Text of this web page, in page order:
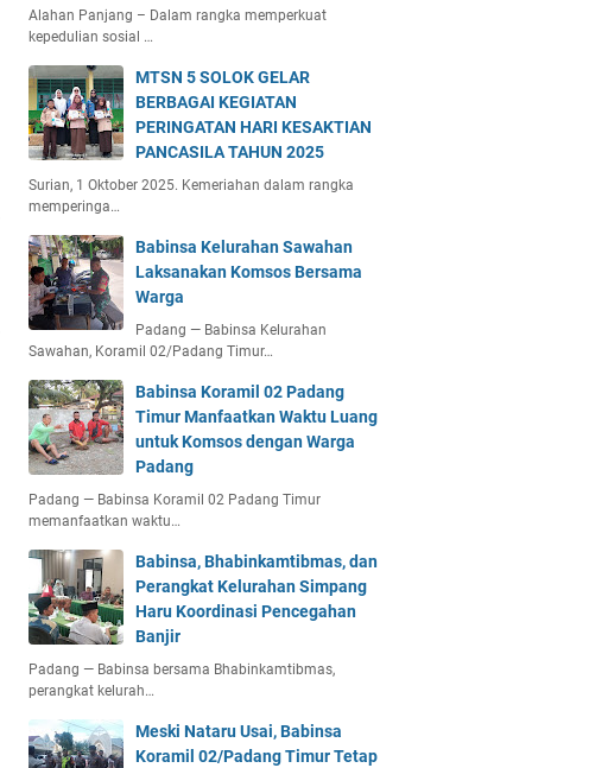
Alahan Panjang – Dalam rangka memperkuat
kepedulian sosial …
MTSN 5 SOLOK GELAR
BERBAGAI KEGIATAN
PERINGATAN HARI KESAKTIAN
PANCASILA TAHUN 2025
Surian, 1 Oktober 2025. Kemeriahan dalam rangka
memperinga…
Babinsa Kelurahan Sawahan
Laksanakan Komsos Bersama
Warga
Padang — Babinsa Kelurahan
Sawahan, Koramil 02/Padang Timur…
Babinsa Koramil 02 Padang
Timur Manfaatkan Waktu Luang
untuk Komsos dengan Warga
Padang
Padang — Babinsa Koramil 02 Padang Timur
memanfaatkan waktu…
Babinsa, Bhabinkamtibmas, dan
Perangkat Kelurahan Simpang
Haru Koordinasi Pencegahan
Banjir
Padang — Babinsa bersama Bhabinkamtibmas,
perangkat kelurah…
Meski Nataru Usai, Babinsa
Koramil 02/Padang Timur Tetap